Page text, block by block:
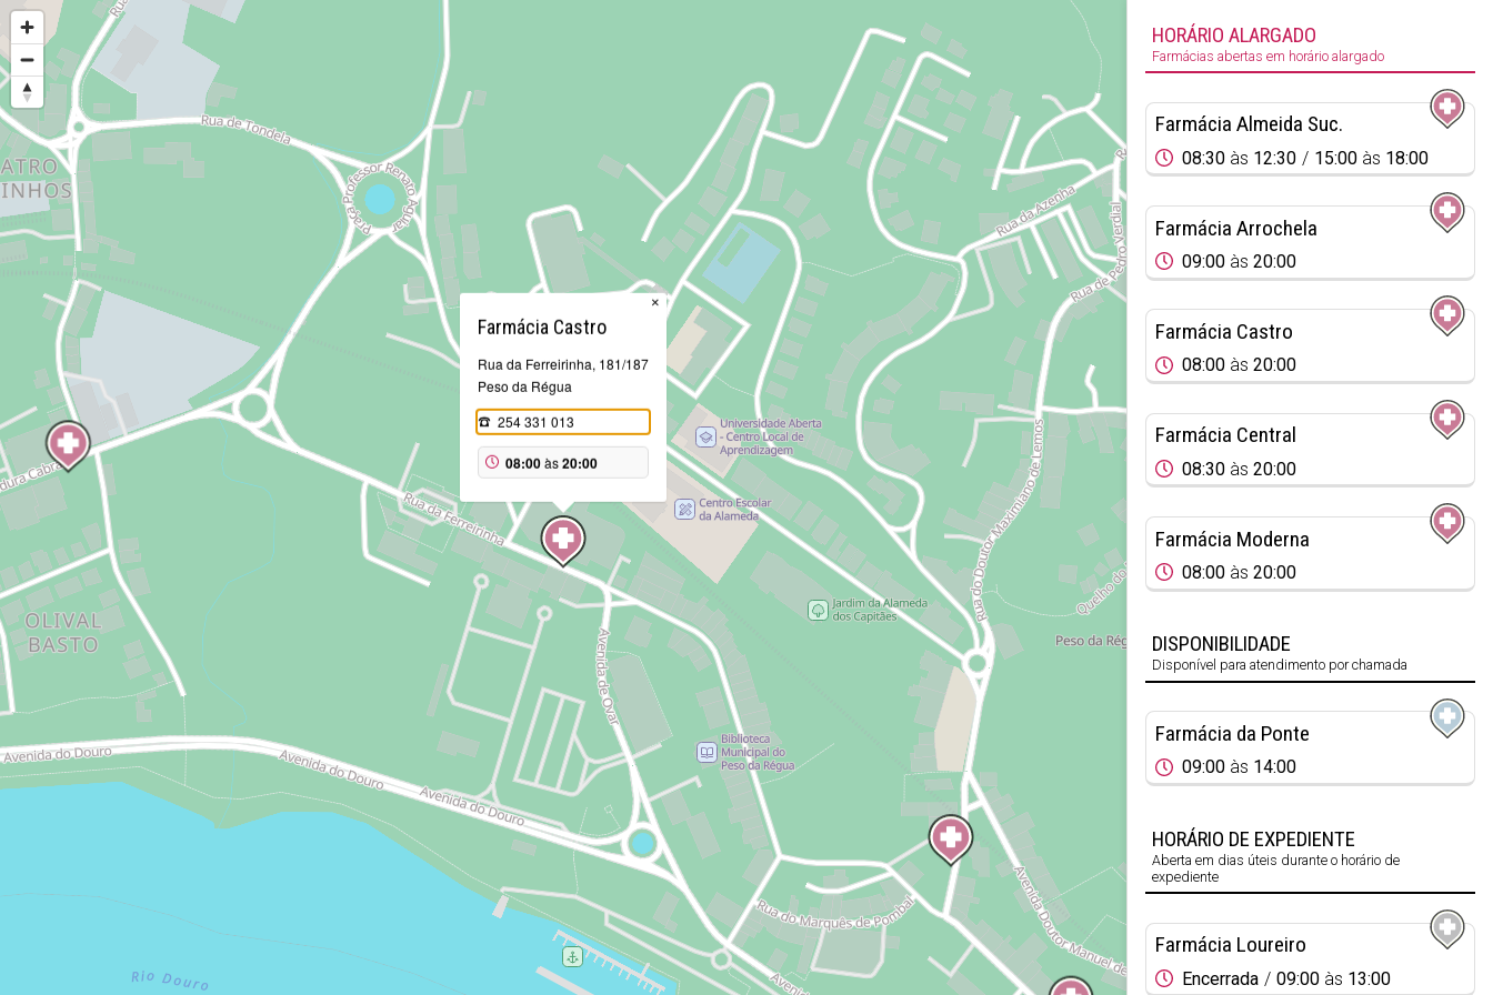
Farmácia Castro
Rua da Ferreirinha, 181/187
Peso da Régua
254 331 013
08:00às20:00
×
HORÁRIO ALARGADO
Farmácias abertas em horário alargado
Farmácia Almeida Suc.
08:30 às 12:30 15:00 às 18:00
Farmácia Arrochela
09:00 às 20:00
Farmácia Castro
08:00 às 20:00
Farmácia Central
08:30 às 20:00
Farmácia Moderna
08:00 às 20:00
DISPONIBILIDADE
Disponível para atendimento por chamada
Farmácia da Ponte
09:00 às 14:00
HORÁRIO DE EXPEDIENTE
Aberta em dias úteis durante o horário de
expediente
Farmácia Loureiro
Encerrada 09:00 às 13:00